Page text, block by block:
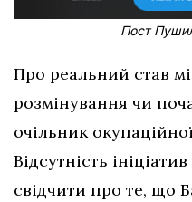
Пост
Про реальний став
розмінування чи
очільник
Відсутність
свідчити про те, що